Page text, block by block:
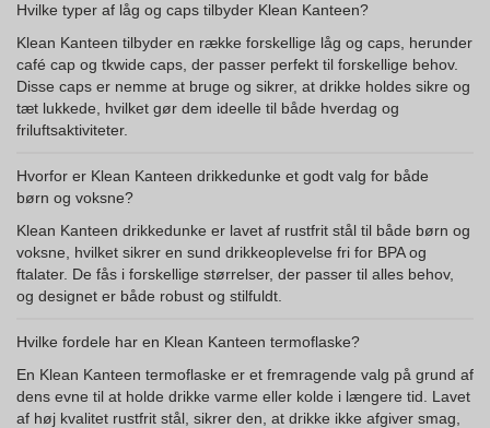
Hvilke typer af låg og caps tilbyder Klean Kanteen?
Klean Kanteen tilbyder en række forskellige låg og caps, herunder
café cap og tkwide caps, der passer perfekt til forskellige behov.
Disse caps er nemme at bruge og sikrer, at drikke holdes sikre og
tæt lukkede, hvilket gør dem ideelle til både hverdag og
friluftsaktiviteter.
Hvorfor er Klean Kanteen drikkedunke et godt valg for både
børn og voksne?
Klean Kanteen drikkedunke er lavet af rustfrit stål til både børn og
voksne, hvilket sikrer en sund drikkeoplevelse fri for BPA og
ftalater. De fås i forskellige størrelser, der passer til alles behov,
og designet er både robust og stilfuldt.
Hvilke fordele har en Klean Kanteen termoflaske?
En Klean Kanteen termoflaske er et fremragende valg på grund af
dens evne til at holde drikke varme eller kolde i længere tid. Lavet
af høj kvalitet rustfrit stål, sikrer den, at drikke ikke afgiver smag,